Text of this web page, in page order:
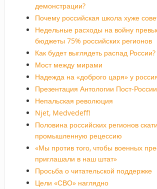
демонстрации?
Почему российская школа хуже
Недельные расходы на войну
бюджеты 75% российских регионов
Как будет выглядеть распад России?
Мост между мирами
Надежда на «доброго царя» у
Презентация Антологии Пост-
Непальская революция
Njet, Medvedeff!
Половина российских регионов
промышленную рецессию
«Мы против того, чтобы военных
приглашали в наш штат»
Просьба о читательской поддержке
Цели «СВО» наглядно